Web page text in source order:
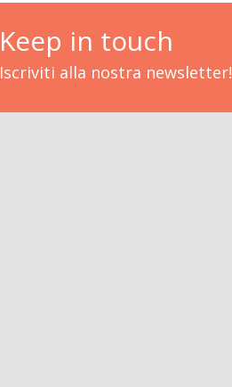
Keep in touch
Iscriviti alla nostra newsletter!